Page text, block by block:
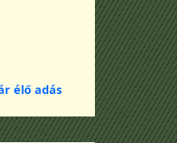
élő adás